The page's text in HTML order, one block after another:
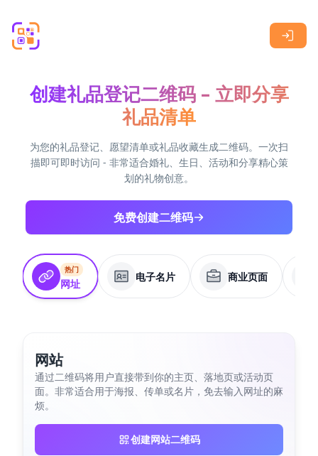
创建礼品登记二维码 – 立即分享
礼品清单
为您的礼品登记、愿望清单或礼品收藏生成二维码。一次扫
描即可即时访问 - 非常适合婚礼、生日、活动和分享精心策
划的礼物创意。
免费创建二维码
热门
网址
电子名片 商业页面
网站
通过二维码将用户直接带到你的主页、落地页或活动页
面。非常适合用于海报、传单或名片，免去输入网址的麻
烦。
创建网站二维码